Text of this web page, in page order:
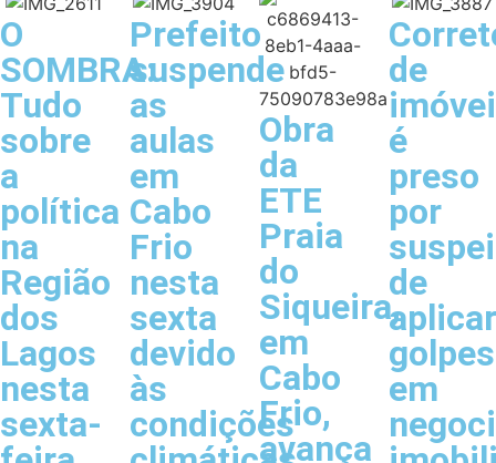
O
SOMBRA:
Tudo
sobre
a
política
na
Região
dos
Lagos
nesta
sexta-
Prefeito
suspende
as
aulas
em
Cabo
Frio
nesta
sexta
devido
às
condições
Obra
da
ETE
Praia
do
Siqueira,
em
Cabo
Frio,
avança
de
é
preso
por
de
aplicar
golpes
em